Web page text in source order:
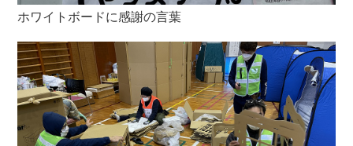
ホワイトボードに感謝の言葉